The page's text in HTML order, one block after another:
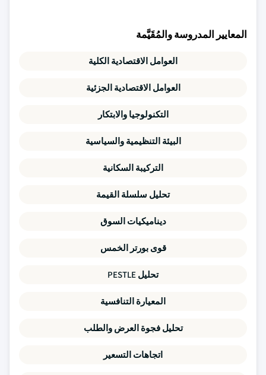
المعايير المدروسة والمُقَيَّمة
العوامل الاقتصادية الكلية
العوامل الاقتصادية الجزئية
التكنولوجيا والابتكار
البيئة التنظيمية والسياسية
التركيبة السكانية
تحليل سلسلة القيمة
ديناميكيات السوق
قوى بورتر الخمس
تحليل PESTLE
المعيارة التنافسية
تحليل فجوة العرض والطلب
اتجاهات التسعير